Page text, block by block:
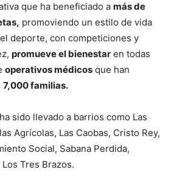
que ha beneficiado a más de
promoviendo un estilo de vida
deporte, con competiciones y
promueve el bienestar en todas
operativos médicos que han
7,000 familias.
ha sido llevado a barrios como Las
Agrícolas, Las Caobas, Cristo Rey,
Social, Sabana Perdida,
Tres Brazos.